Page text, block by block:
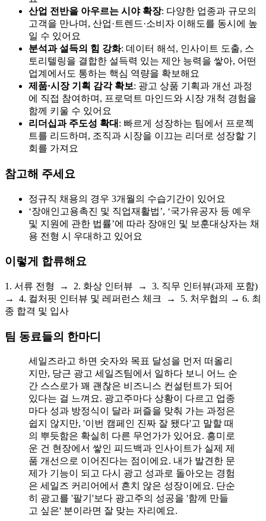
산업 전반을 아우르는 시야 확장: 다양한 업종과 규모의
고객을 만나며, 산업·트렌드·소비자 이해도를 동시에 높
일 수 있어요
분석과 설득의 힘 강화: 데이터 해석, 인사이트 도출, 스
토리텔링을 결합한 설득력 있는 제안 능력을 쌓아, 어떤
업계에서도 통하는 핵심 역량을 확보해요
제품·시장 기획 감각 확보: 광고 상품 기획과 개선 과정
에 직접 참여하며, 프로덕트 마인드와 시장 개척 경험을
함께 키울 수 있어요
리더십과 주도성 확대 : 빠르게 성장하는 팀에서 프로젝
트를 리드하며, 조직과 시장을 이끄는 리더로 성장할 기
회를 가져요
참고해 주세요
정규직 채용의 경우 3개월의 수습기간이 있어요
‘장애인고용촉진 및 직업재활법’, ‘국가유공자 등 예우
및 지원에 관한 법률’에 따라 장애인 및 보훈대상자는 채
용 전형 시 우대하고 있어요
이렇게 합류해요
1. 서류 전형 → 2. 화상 인터뷰 → 3. 직무 인터뷰(과제 포함)
→ 4. 컬처핏 인터뷰 및 레퍼런스 체크 → 5. 처우협의 → 6. 최
종 합격 및 입사
팀 동료들의 한마디
세일즈라고 하면 숫자와 목표 달성을 먼저 떠올리
지만, 당근 광고 세일즈팀에서 일하다 보니 어느 순
간 스스로가 꽤 괜찮은 비즈니스 컨설턴트가 되어
있다는 걸 느껴요. 광고주마다 상황이 다르고 업종
마다 성과 방정식이 달라 퍼즐을 맞춰 가는 과정은
쉽지 않지만, '이번 캠페인 진짜 잘 됐다'고 말할 때
의 뿌듯함은 확실히 다른 무언가가 있어요. 흥미로
운 건 현장에서 쌓인 피드백과 인사이트가 실제 제
품 개선으로 이어진다는 점이에요. 내가 발견한 문
제가 기능이 되고 다시 광고 성과로 돌아오는 경험
은 세일즈 커리어에서 흔치 않은 성장이에요. 단순
히 광고를 '팔기'보다 광고주의 성공을 '함께 만들
고 싶은' 분이라면 잘 맞는 자리예요.